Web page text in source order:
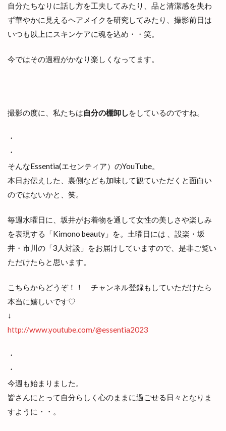
自分たちなりに話し方を工夫してみたり、品と清潔感を失わ
ず華やかに見えるヘアメイクを研究してみたり、撮影前日は
いつも以上にスキンケアに魂を込め・・笑。
今ではその過程がかなり楽しくなってます。
撮影の度に、私たちは自分の棚卸し をしているのですね。
・
・
そんなEssentia(エセンティア）のYouTube。
本日お伝えした、裏側なども加味して観ていただくと面白い
のではないかと、笑。
毎週水曜日に、坂井がお着物を通して女性の美しさや楽しみ
を表現する「Kimono beauty」を。土曜日には 、設楽・坂
井・市川の「3人対談」をお届けしていますので、是非ご覧い
ただけたらと思います。
こちらからどうぞ！！ チャンネル登録もしていただけたら
本当に嬉しいです♡
↓
http://www.youtube.com/@essentia2023
・
・
今週も始まりました。
皆さんにとって自分らしく心のままに過ごせる日々となりま
すように・・。